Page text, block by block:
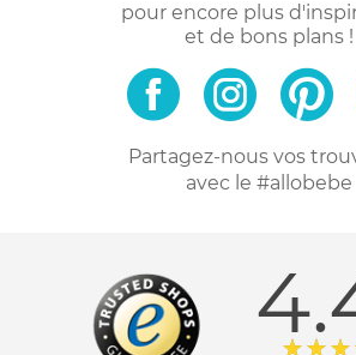
pour encore plus
et de bons plans !
Partagez-nous vos
avec le #allobebe